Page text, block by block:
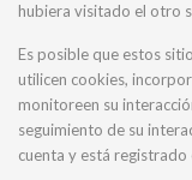
hubiera visitado el otro
Es posible que estos
utilicen cookies,
monitoreen su
seguimiento de su
cuenta y está registrado